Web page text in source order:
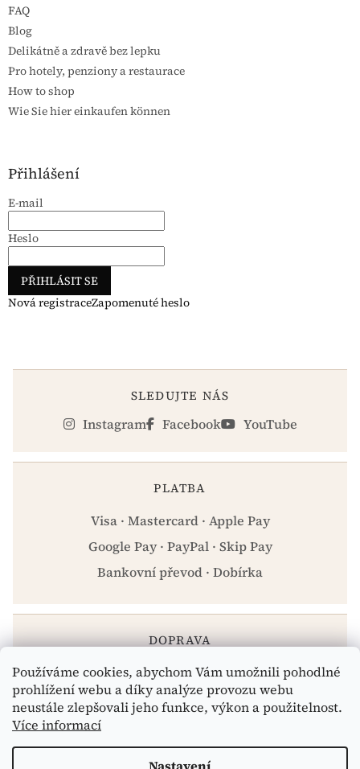
Používáme cookies, abychom Vám umožnili pohodlné
prohlížení webu a díky analýze provozu webu
neustále zlepšovali jeho funkce, výkon a použitelnost.
Více informací
FAQ
Blog
Delikátně a zdravě bez lepku
Pro hotely, penziony a restaurace
How to shop
Wie Sie hier einkaufen können
Přihlášení
E-mail
Heslo
PŘIHLÁSIT SE
Nová registraceZapomenuté heslo
SLEDUJTE NÁS
Instagram Facebook YouTube
PLATBA
Visa · Mastercard · Apple Pay
Google Pay · PayPal · Skip Pay
Bankovní převod · Dobírka
DOPRAVA
Zásilkovna · PPL · Osobní odběr Praha